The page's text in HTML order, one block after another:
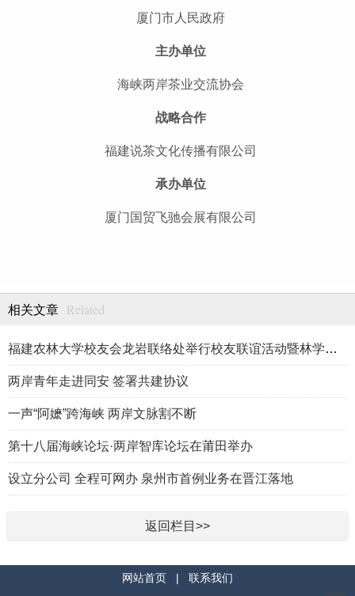
厦门市人民政府
主办单位
海峡两岸茶业交流协会
战略合作
福建说茶文化传播有限公司
承办单位
厦门国贸飞驰会展有限公司
相关文章 Related
福建农林大学校友会龙岩联络处举行校友联谊活动暨林学、生物医药
两岸青年走进同安 签署共建协议
一声“阿嬷”跨海峡 两岸文脉割不断
第十八届海峡论坛·两岸智库论坛在莆田举办
设立分公司 全程可网办 泉州市首例业务在晋江落地
返回栏目>>
网站首页 | 联系我们